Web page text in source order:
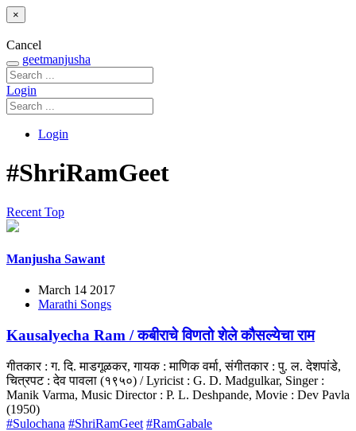
×
Cancel
geetmanjusha
Login
Login
#ShriRamGeet
Recent Top
Manjusha Sawant
March 14 2017
Marathi Songs
Kausalyecha Ram / कबीराचे विणतो शेले कौसल्येचा राम
गीतकार : ग. दि. माडगूळकर, गायक : माणिक वर्मा, संगीतकार : पु. ल. देशपांडे,
चित्रपट : देव पावला (१९५०) / Lyricist : G. D. Madgulkar, Singer :
Manik Varma, Music Director : P. L. Deshpande, Movie : Dev Pavla
(1950)
#Sulochana #ShriRamGeet #RamGabale